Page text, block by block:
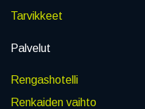
Tarvikkeet
Palvelut
Rengashotelli
Renkaiden vaihto